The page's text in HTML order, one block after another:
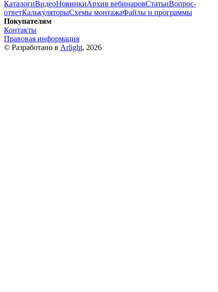
КаталогиВидеоНовинкиАрхив вебинаровСтатьиВопрос-
ответКалькуляторыСхемы монтажаФайлы и программы
Покупателям
Контакты
Правовая информация
© Разработано в Arlight, 2026